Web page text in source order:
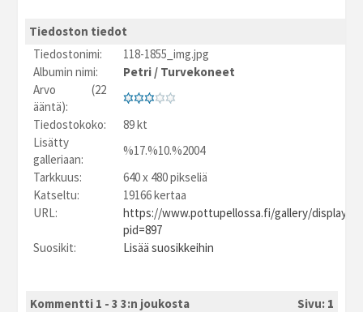
Tiedoston tiedot
Tiedostonimi:
118-1855_img.jpg
Albumin nimi:
Petri / Turvekoneet
Arvo (22
ääntä):
Tiedostokoko:
89 kt
Lisätty
galleriaan:
%17.%10.%2004
Tarkkuus:
640 x 480 pikseliä
Katseltu:
19166 kertaa
URL:
https://www.pottupellossa.fi/gallery/
pid=897
Suosikit:
Lisää suosikkeihin
Kommentti 1 - 3 3:n joukosta Sivu: 1